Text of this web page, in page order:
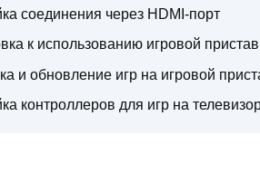
соединения через HDMI-порт
к использованию игровой
и обновление игр на игровой
контроллеров для игр на